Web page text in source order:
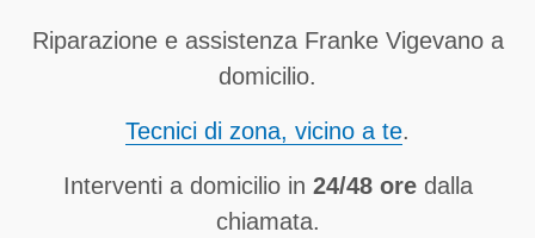
Riparazione e assistenza Franke Vigevano a
domicilio.
Tecnici di zona, vicino a te.
Interventi a domicilio in 24/48 oredalla
chiamata.